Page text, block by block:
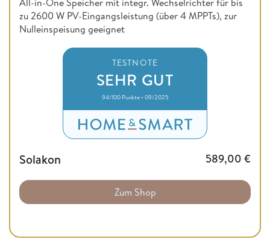
All-in-One Speicher mit integr. Wechselrichter für bis
zu 2600 W PV-Eingangsleistung (über 4 MPPTs), zur
Nulleinspeisung geeignet
TESTNOTE
SEHR GUT
94/100 Punkte • 09/2025
Solakon 589,00 €
Zum Shop